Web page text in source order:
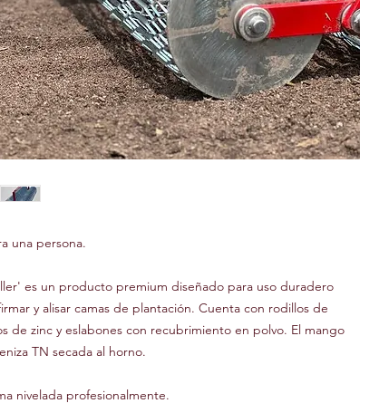
una persona.
es un producto premium diseñado para uso duradero
y alisar camas de plantación. Cuenta con rodillos de
de zinc y eslabones con recubrimiento en polvo. El mango
TN secada al horno.
nivelada profesionalmente.